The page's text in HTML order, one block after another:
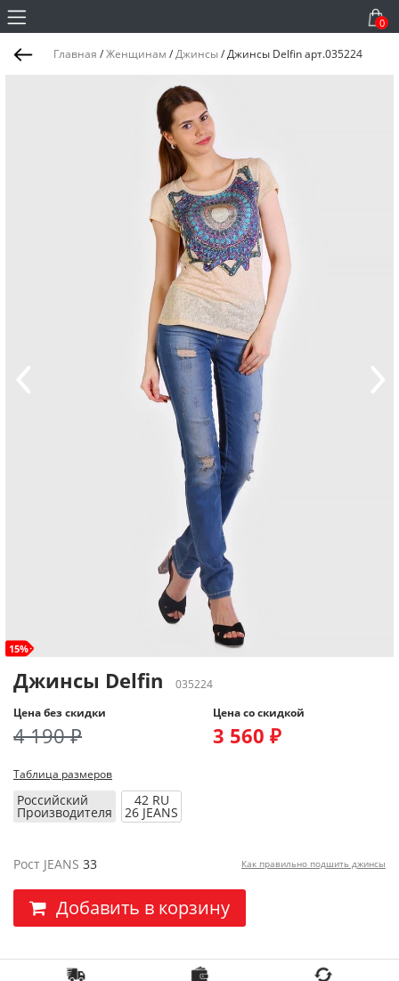
0
Главная /Женщинам /Джинсы/Джинсы Delfin арт.035224
15%
Джинсы Delfin
035224
Цена без скидки
4 190 ₽
Цена со скидкой
3 560 ₽
Таблица размеров
Российский
Производителя
42 RU
26 JEANS
Рост JEANS 33 Как правильно подшить джинсы
Добавить в корзину